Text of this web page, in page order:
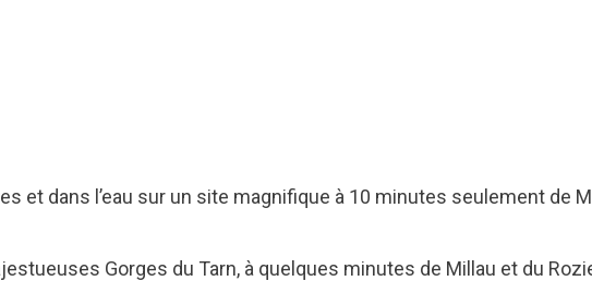
et dans l’eau sur un site magnifique à 10 minutes seulement de
Gorges du Tarn, à quelques minutes de Millau et du